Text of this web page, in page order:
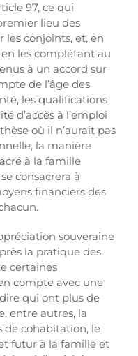
97, ce qui
lieu des
les conjoints, et, en
en les complétant au
à un accord sur
de l’âge des
les qualifications
d’accès à l’emploi
où il n’aurait pas
la manière
à la famille
consacrera à
financiers des
souveraine
la pratique des
certaines
compte avec une
qui ont plus de
entre autres, la
cohabitation, le
futur à la famille et